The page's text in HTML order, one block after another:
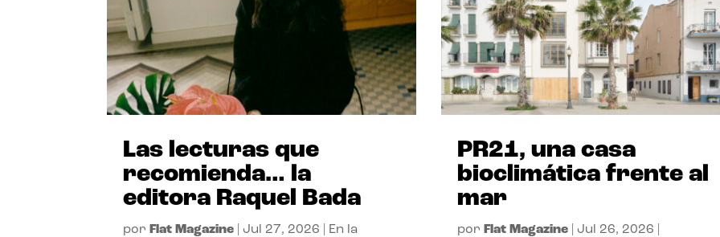
Las lecturas que
recomienda… la
editora Raquel Bada
por Flat Magazine Jul 27, 2026
En la
PR21, una casa
bioclimática frente al
mar
por Flat Magazine| Jul 26, 2026